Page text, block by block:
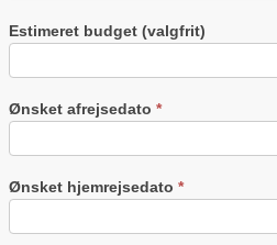
Estimeret budget (valgfrit)
Ønsket afrejsedato *
Ønsket hjemrejsedato *